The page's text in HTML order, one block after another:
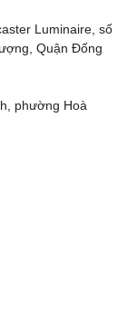
Luminaire, số
Quận Đống
phường Hoà